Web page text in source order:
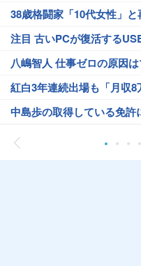
38歳格闘家「10代女性」と
注目 古いPCが復活する
八嶋智人 仕事ゼロの原因
紅白3年連続出場も「月収8
中島歩の取得している免許